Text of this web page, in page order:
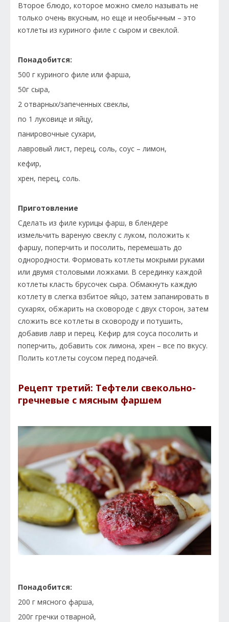
Второе блюдо, которое можно смело называть не
только очень вкусным, но еще и необычным – это
котлеты из куриного филе с сыром и свеклой.
Понадобится:
500 г куриного филе или фарша,
50г сыра,
2 отварных/запеченных свеклы,
по 1 луковице и яйцу,
панировочные сухари,
лавровый лист, перец, соль, соус – лимон,
кефир,
хрен, перец, соль.
Приготовление
Сделать из филе курицы фарш, в блендере
измельчить вареную свеклу с луком, положить к
фаршу, поперчить и посолить, перемешать до
однородности. Формовать котлеты мокрыми руками
или двумя столовыми ложками. В серединку каждой
котлеты класть брусочек сыра. Обмакнуть каждую
котлету в слегка взбитое яйцо, затем запанировать в
сухарях, обжарить на сковороде с двух сторон, затем
сложить все котлеты в сковороду и потушить,
добавив лавр и перец. Кефир для соуса посолить и
поперчить, добавить сок лимона, хрен – все по вкусу.
Полить котлеты соусом перед подачей.
Рецепт третий: Тефтели свекольно-
гречневые с мясным фаршем
Понадобится:
200 г мясного фарша,
200г гречки отварной,